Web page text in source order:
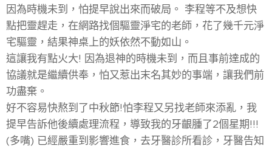
因為時機未到，怕提早說出來而破局。 李程等不及想快
點把靈趕走，在網路找個驅靈淨宅的老師，花了幾千元淨
宅驅靈，結果神桌上的妖依然不動如山。
這讓我有點火大! 因為退神的時機未到，而且事前達成的
協議就是繼續供奉，怕又惹出末名其妙的事端，讓我們前
功盡棄。
好不容易快熬到了中秋節!怕李程又另找老師來添亂，我
提早告訴他後續處理流程，導致我的牙齦腫了2個星期!!!
(多嘴) 已經嚴重到影響進食，去牙醫診所看診，牙醫告知